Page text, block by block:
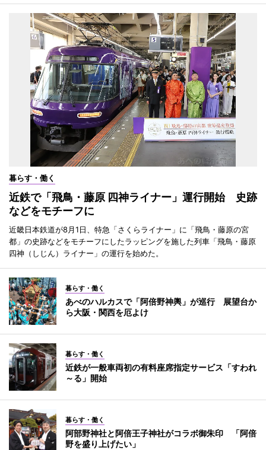
暮らす・働く
近鉄で「飛鳥・藤原 四神ライナー」運行開始 史跡
などをモチーフに
近畿日本鉄道が8月1日、特急「さくらライナー」に「飛鳥・藤原の宮
都」の史跡などをモチーフにしたラッピングを施した列車「飛鳥・藤原
四神（しじん）ライナー」の運行を始めた。
暮らす・働く
あべのハルカスで「阿倍野神輿」が巡行 展望台か
ら大阪・関西を厄よけ
暮らす・働く
近鉄が一般車両初の有料座席指定サービス「すわれ
～る」開始
暮らす・働く
阿部野神社と阿倍王子神社がコラボ御朱印 「阿倍
野を盛り上げたい」